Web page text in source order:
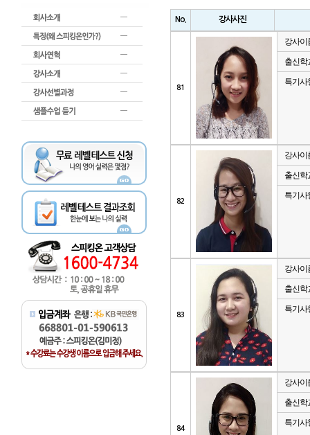
No. 강사사진
81
강사이
출신학
특기사
82
강사이
출신학
특기사
83
강사이
출신학
특기사
84
강사이
출신학
특기사